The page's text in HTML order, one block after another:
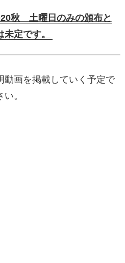
秋 土曜日のみの頒布と
定です。
動画を掲載していく予定で
。